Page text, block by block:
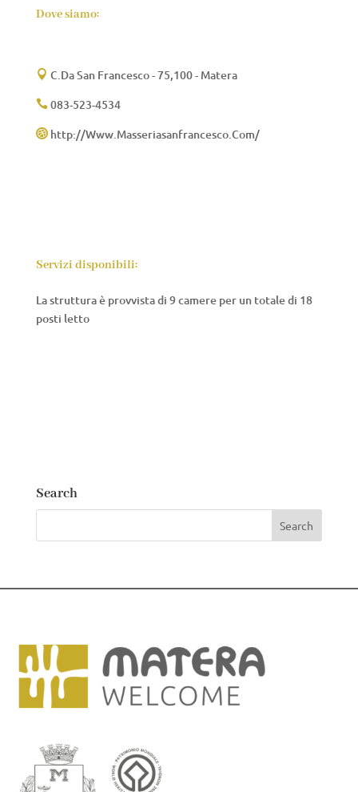
Dove siamo:
 C.Da San Francesco - 75,100 - Matera
083-523-4534
http://Www.Masseriasanfrancesco.Com/
Servizi disponibili:
La struttura è provvista di 9 camere per un totale di 18
posti letto
Search